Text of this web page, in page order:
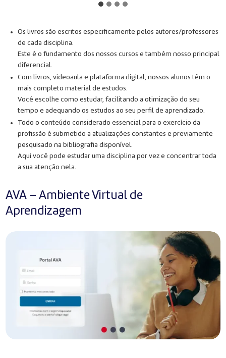
Os livros são escritos especificamente pelos autores/professores
de cada disciplina.
Este é o fundamento dos nossos cursos e também nosso principal
diferencial.
Com livros, videoaula e plataforma digital, nossos alunos têm o
mais completo material de estudos.
Você escolhe como estudar, facilitando a otimização do seu
tempo e adequando os estudos ao seu perfil de aprendizado.
Todo o conteúdo considerado essencial para o exercício da
profissão é submetido a atualizações constantes e previamente
pesquisado na bibliografia disponível.
Aqui você pode estudar uma disciplina por vez e concentrar toda
a sua atenção nela.
AVA – Ambiente Virtual de
Aprendizagem